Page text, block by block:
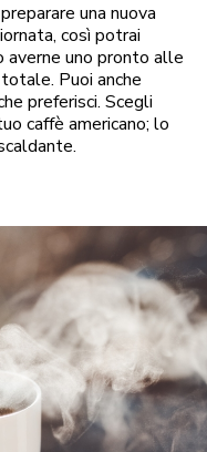
una nuova
così potrai
uno pronto alle
Puoi anche
preferisci. Scegli
caffè americano; lo